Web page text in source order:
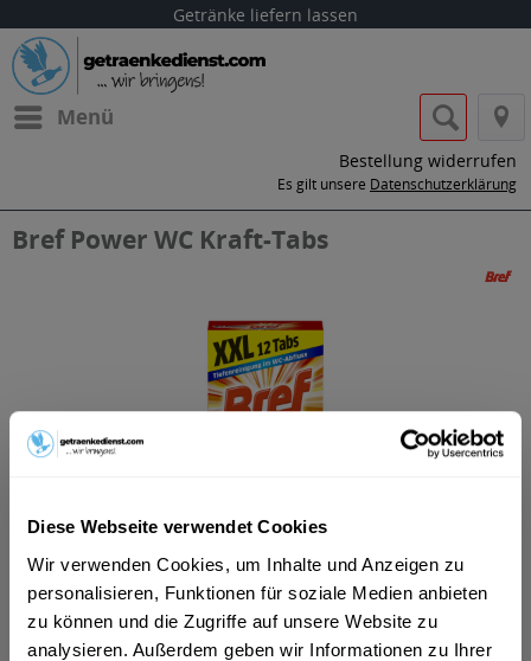
Diese Webseite verwendet Cookies
Wir verwenden Cookies, um Inhalte und Anzeigen zu
personalisieren, Funktionen für soziale Medien anbieten
zu können und die Zugriffe auf unsere Website zu
analysieren. Außerdem geben wir Informationen zu Ihrer
Getränke liefern lassen
Menü
Bestellung widerrufen
Es gilt unsere Datenschutzerklärung
Bref Power WC Kraft-Tabs
ab 3,29 € *
Inhalt:12 Liter (0,27 € * / 1 Liter)
inkl. MwSt.ggf. zzgl. Erschwerniszuschlag